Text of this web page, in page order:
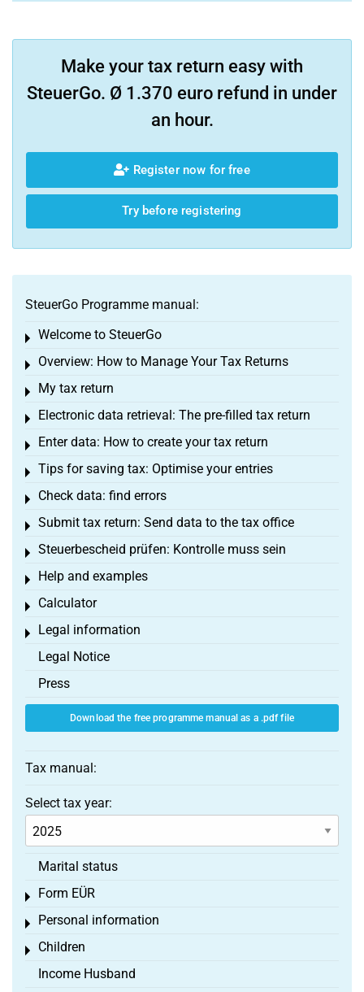
Make your tax return easy with
SteuerGo. Ø 1.370 euro refund in under
an hour.
Register now for free
Try before registering
SteuerGo Programme manual:
Welcome to SteuerGo
Toggle menu
Overview: How to Manage Your Tax Returns
Toggle menu
My tax return
Toggle menu
Electronic data retrieval: The pre-filled tax return
Toggle menu
Enter data: How to create your tax return
Toggle menu
Tips for saving tax: Optimise your entries
Toggle menu
Check data: find errors
Toggle menu
Submit tax return: Send data to the tax office
Toggle menu
Steuerbescheid prüfen: Kontrolle muss sein
Toggle menu
Help and examples
Toggle menu
Calculator
Toggle menu
Legal information
Toggle menu
Legal Notice
Press
Download the free programme manual as a .pdf file
Tax manual:
Select tax year:
Marital status
Form EÜR
Toggle menu
Personal information
Toggle menu
Children
Toggle menu
Income Husband